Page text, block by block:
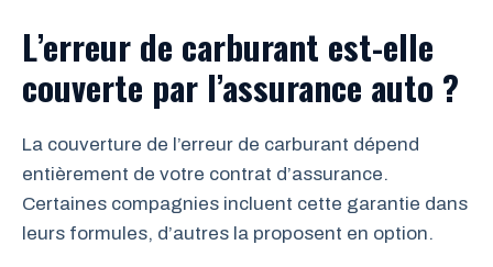
L’erreur de carburant est-elle
couverte par l’assurance auto ?
La couverture de l’erreur de carburant dépend
entièrement de votre contrat d’assurance.
Certaines compagnies incluent cette garantie dans
leurs formules, d’autres la proposent en option.